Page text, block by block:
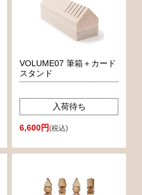
VOLUME07 筆箱＋カード
スタンド
入荷待ち
6,600円(税込)